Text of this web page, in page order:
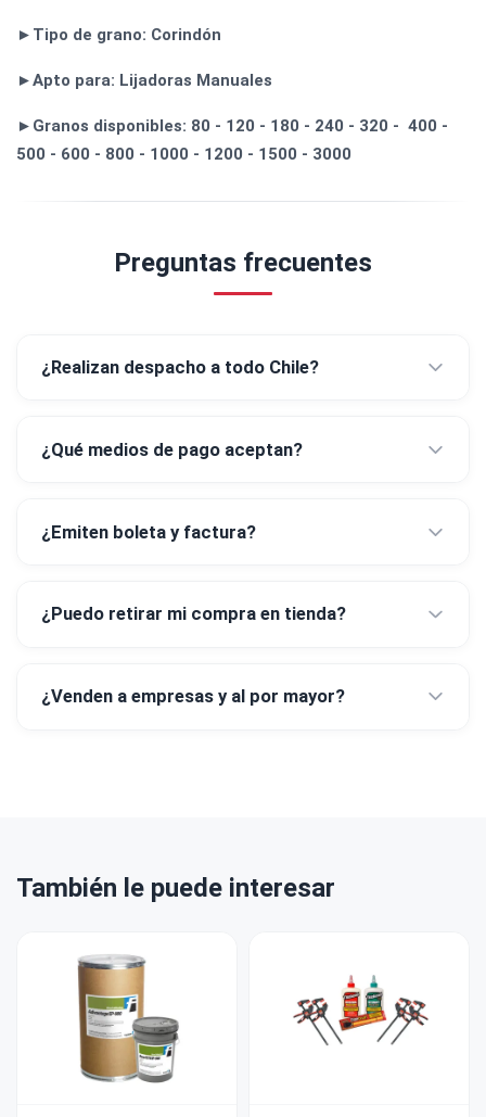
►Tipo de grano: Corindón
►Apto para: Lijadoras Manuales
►Granos disponibles: 80 - 120 - 180 - 240 - 320 - 400 -
500 - 600 - 800 - 1000 - 1200 - 1500 - 3000
Preguntas frecuentes
¿Realizan despacho a todo Chile?
¿Qué medios de pago aceptan?
¿Emiten boleta y factura?
¿Puedo retirar mi compra en tienda?
¿Venden a empresas y al por mayor?
También le puede interesar